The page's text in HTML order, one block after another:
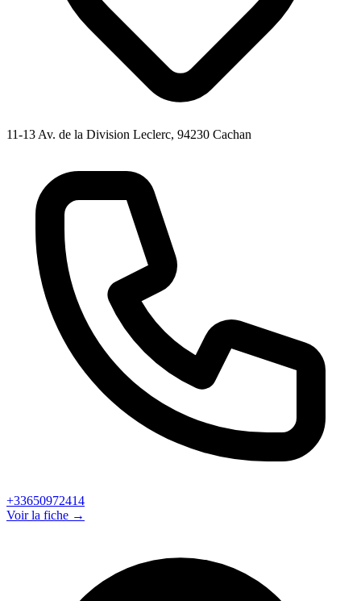
11-13 Av. de la Division Leclerc, 94230 Cachan
+33650972414
Voir la fiche →